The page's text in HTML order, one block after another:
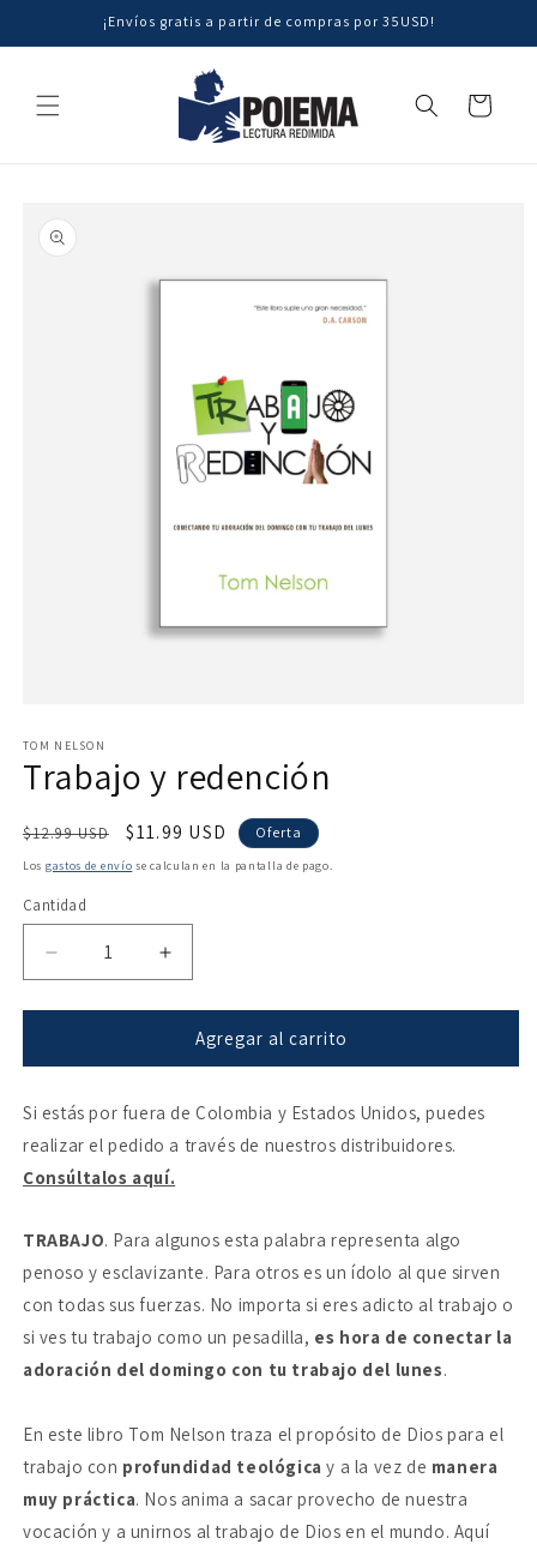
directamente
al contenido
¡Envíos gratis a partir de compras por 35USD!
Carrito
a la
información
multimedia
1
modal
TOM NELSON
Trabajo y redención
Precio
habitual
$12.99 USD
Precio
de
$11.99 USD Oferta
Los gastos de envío se calculan en la pantalla de pago.
Cantidad
Reducir
cantidad
para
y
Aumentar
cantidad
para
Trabajo
y
Agregar al carrito
Si estás por fuera de Colombia y Estados Unidos, puedes
realizar el pedido a través de nuestros distribuidores.
Consúltalos aquí.
TRABAJO. Para algunos esta palabra representa algo
penoso y esclavizante. Para otros es un ídolo al que sirven
con todas sus fuerzas. No importa si eres adicto al trabajo o
si ves tu trabajo como un pesadilla, es hora de conectar la
adoración del domingo con tu trabajo del lunes.
En este libro Tom Nelson traza el propósito de Dios para el
trabajo con profundidad teológica y a la vez de manera
muy práctica. Nos anima a sacar provecho de nuestra
vocación y a unirnos al trabajo de Dios en el mundo. Aquí